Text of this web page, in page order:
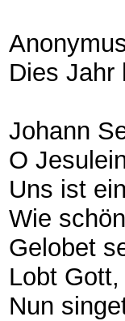
Dies Jahr
Johann
O
Uns ist
Wie
Gelobet
Lobt
Nun